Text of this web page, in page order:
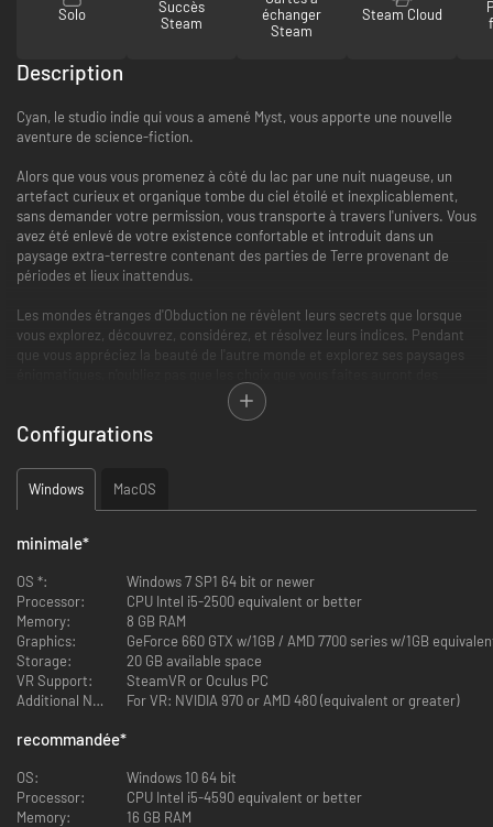
Solo
Succès
Steam
échanger
Steam
Steam Cloud
Description
Cyan, le studio indie qui vous a amené Myst, vous apporte une nouvelle
aventure de science-fiction.
Alors que vous vous promenez à côté du lac par une nuit nuageuse, un
artefact curieux et organique tombe du ciel étoilé et inexplicablement,
sans demander votre permission, vous transporte à travers l'univers. Vous
avez été enlevé de votre existence confortable et introduit dans un
paysage extra-terrestre contenant des parties de Terre provenant de
périodes et lieux inattendus.
Les mondes étranges d'Obduction ne révèlent leurs secrets que lorsque
vous explorez, découvrez, considérez, et résolvez leurs indices. Pendant
que vous appréciez la beauté de l'autre monde et explorez ses paysages
conséquences importantes. C'est votre histoire maintenant.
Retournez chez vous.
Configurations
Windows MacOS
minimale*
OS *:
Windows 7 SP1 64 bit or newer
Processor:
CPU Intel i5-2500 equivalent or better
Memory:
8 GB RAM
Graphics:
GeForce 660 GTX w/1GB / AMD 7700 series w/1GB
Storage:
20 GB available space
VR Support:
SteamVR or Oculus PC
Additional Notes:
For VR: NVIDIA 970 or AMD 480 (equivalent or greater)
recommandée*
OS:
Windows 10 64 bit
Processor:
CPU Intel i5-4590 equivalent or better
Memory:
16 GB RAM